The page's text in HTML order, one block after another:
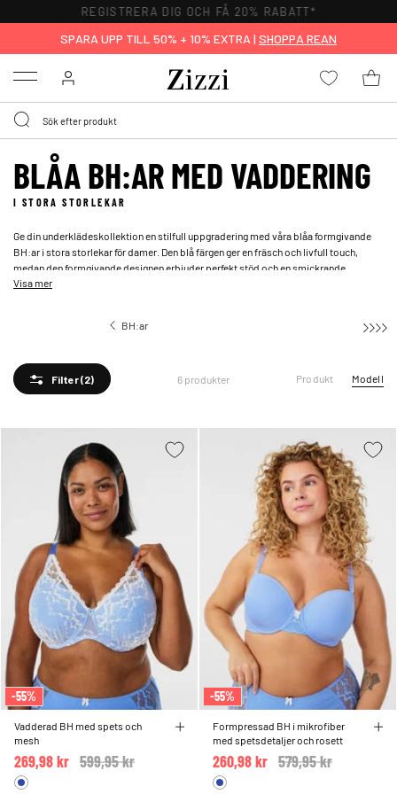
REGISTRERA DIG OCH FÅ 20% RABATT*
SPARA UPP TILL 50% + 10% EXTRA | SHOPPA REAN
Menu
BLÅA BH:AR MED VADDERING
I STORA STORLEKAR
Ge din underklädeskollektion en stilfull uppgradering med våra blåa formgivande
BH:ar i stora storlekar för damer. Den blå färgen ger en fräsch och livfull touch,
medan den formgivande designen erbjuder perfekt stöd och en smickrande
passform. Våra blåa formgivande BH:ar är särskilt anpassade för större byst och är
Visa mer
BH:ar BH:ar med vaddering
Filter(2) 6 produkter Produkt Modell
-55%
Vadderad BH med spets och
mesh
Price reduced from
599,95 kr
269,98 kr
-55%
Formpressad BH i mikrofiber
med spetsdetaljer och rosett
Price reduced from
579,95 kr
260,98 kr